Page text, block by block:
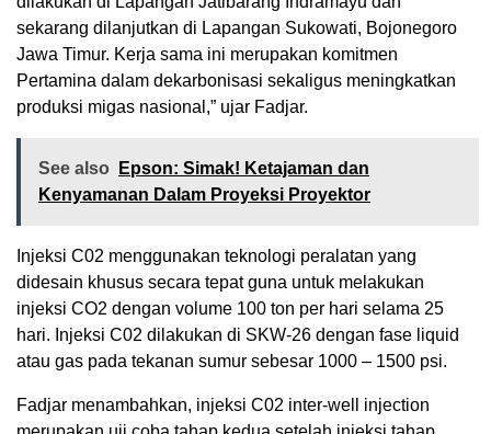
sekarang dilanjutkan di Lapangan Sukowati, Bojonegoro
Jawa Timur. Kerja sama ini merupakan komitmen
Pertamina dalam dekarbonisasi sekaligus meningkatkan
produksi migas nasional,” ujar Fadjar.
See also
Epson: Simak! Ketajaman dan
Kenyamanan Dalam Proyeksi Proyektor
Injeksi C02 menggunakan teknologi peralatan yang
didesain khusus secara tepat guna untuk melakukan
injeksi CO2 dengan volume 100 ton per hari selama 25
hari. Injeksi C02 dilakukan di SKW-26 dengan fase liquid
atau gas pada tekanan sumur sebesar 1000 – 1500 psi.
Fadjar menambahkan, injeksi C02 inter-well injection